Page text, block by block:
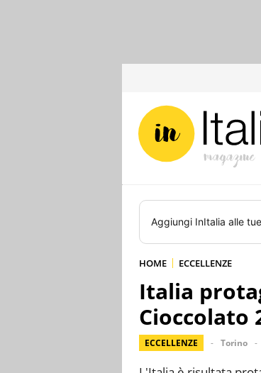
Aggiungi InItalia alle
HOME ECCELLENZE
Italia
Cioccolato
ECCELLENZE Torino